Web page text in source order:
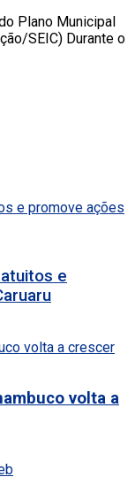
Plano Municipal
SEIC) Durante o
e
volta a